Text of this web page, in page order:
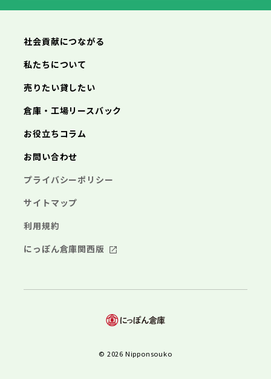
社会貢献につながる
私たちについて
売りたい貸したい
倉庫・工場リースバック
お役立ちコラム
お問い合わせ
プライバシーポリシー
サイトマップ
利用規約
にっぽん倉庫関西版
© 2026 Nipponsouko